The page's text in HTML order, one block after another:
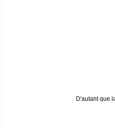
D'autant que